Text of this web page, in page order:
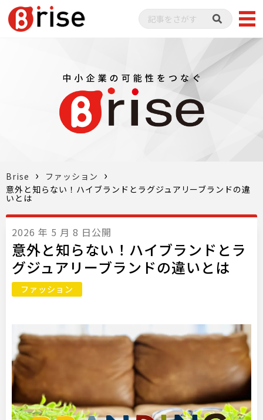
Brise
ファッション
意外と知らない！ハイブランドとラグジュアリーブランドの違
いとは
2026 年 5 月 8 日公開
意外と知らない！ハイブランドとラ
グジュアリーブランドの違いとは
ファッション